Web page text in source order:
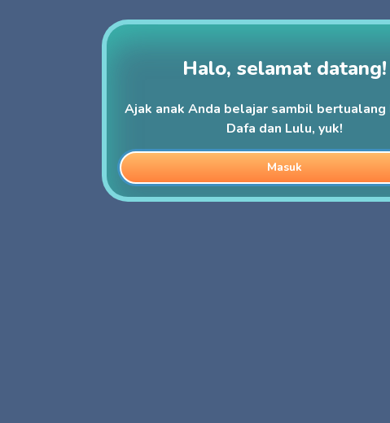
Halo, selamat datang!
Ajak anak Anda belajar sambil bertualang
Dafa dan Lulu, yuk!
Masuk